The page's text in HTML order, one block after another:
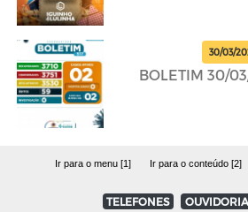
30/03/
BOLETIM 30/
Ir para o menu [1] Ir para o conteúdo [2]
TELEFONES OUVIDORIA